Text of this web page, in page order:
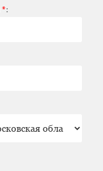
*: